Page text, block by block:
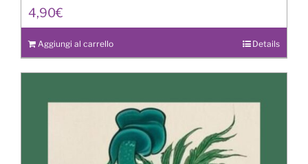
4,90€
Aggiungi al carrello Details